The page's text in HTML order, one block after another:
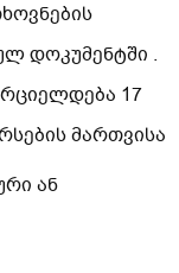
დოკუმენტში .
17
მართვისა
ან